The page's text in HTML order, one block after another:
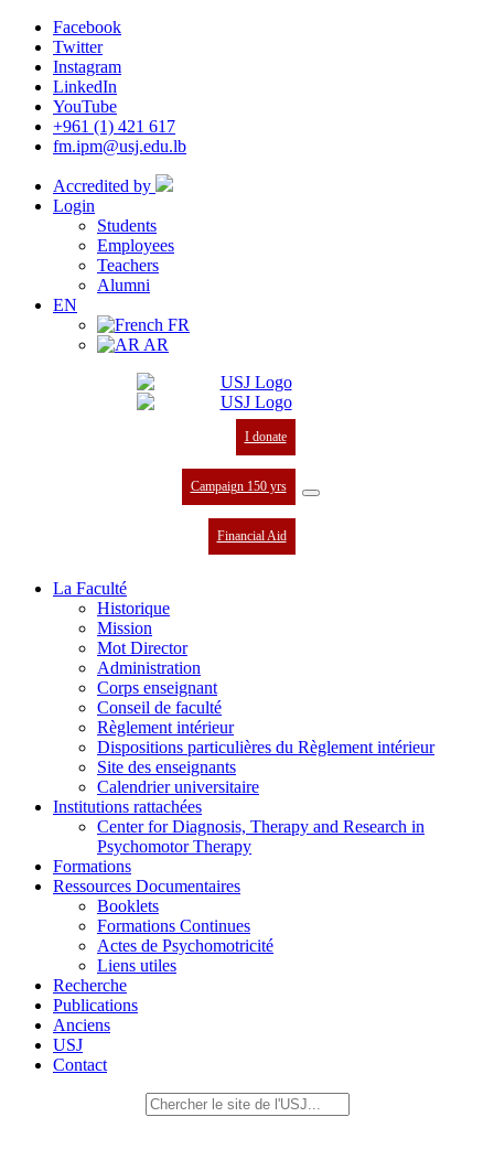
Facebook
Twitter
Instagram
LinkedIn
YouTube
+961 (1) 421 617
fm.ipm@usj.edu.lb
Accredited by
Login
Students
Employees
Teachers
Alumni
EN
FR
AR
I donate
Campaign 150 yrs
Financial Aid
La Faculté
Historique
Mission
Mot Director
Administration
Corps enseignant
Conseil de faculté
Règlement intérieur
Dispositions particulières du Règlement intérieur
Site des enseignants
Calendrier universitaire
Institutions rattachées
Center for Diagnosis, Therapy and Research in
Psychomotor Therapy
Formations
Ressources Documentaires
Booklets
Formations Continues
Actes de Psychomotricité
Liens utiles
Recherche
Publications
Anciens
USJ
Contact